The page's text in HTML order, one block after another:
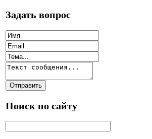
Задать вопрос
Поиск по сайту